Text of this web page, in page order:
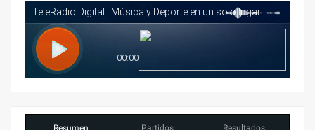
Resumen Partidos Resultados